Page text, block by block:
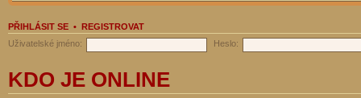
PŘIHLÁSIT SE • REGISTROVAT
Uživatelské jméno:
Heslo:
KDO JE ONLINE